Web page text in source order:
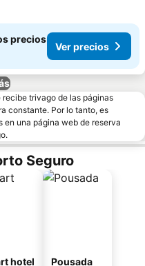
precios
Ver precios
trivago de las páginas
constante. Por lo tanto, es
en una página web de reserva
Seguro
hotel Pousada